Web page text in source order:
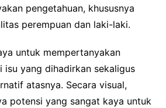
pengetahuan, khususnya
perempuan dan laki-laki.
untuk mempertanyakan
isu yang dihadirkan sekaligus
atasnya. Secara visual,
potensi yang sangat kaya untuk